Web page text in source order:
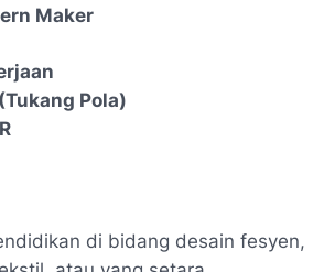
Maker
Pola)
di bidang desain fesyen,